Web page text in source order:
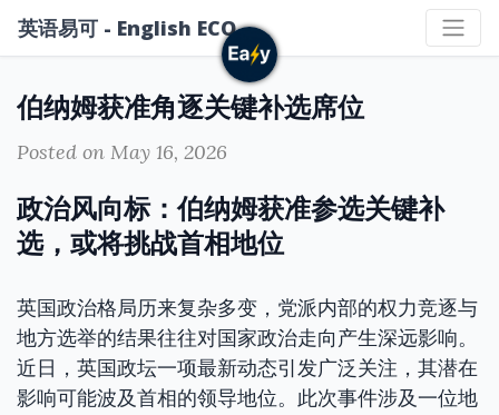
英语易可 - English ECO
伯纳姆获准角逐关键补选席位
Posted on May 16, 2026
政治风向标：伯纳姆获准参选关键补
选，或将挑战首相地位
英国政治格局历来复杂多变，党派内部的权力竞逐与
地方选举的结果往往对国家政治走向产生深远影响。
近日，英国政坛一项最新动态引发广泛关注，其潜在
影响可能波及首相的领导地位。此次事件涉及一位地